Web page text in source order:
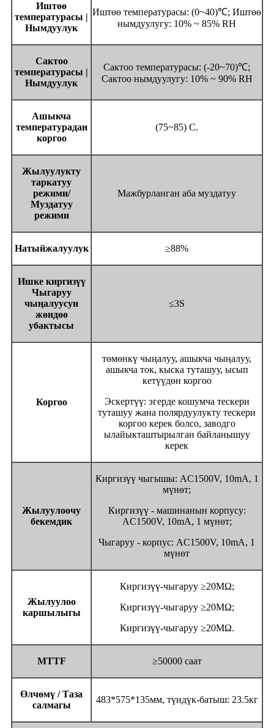
Иштөө
температурасы |
Нымдуулук
Иштөө температурасы: (0~40)℃; Иштөө
нымдуулугу: 10% ~ 85% RH
Сактоо
температурасы |
Нымдуулук
Сактоо температурасы: (-20~70)℃;
Сактоо нымдуулугу: 10% ~ 90% RH
Ашыкча
температурадан
коргоо
(75~85) C.
Жылуулукту
таркатуу
режими/
Муздатуу
режими
Мажбурланган аба муздатуу
Натыйжалуулук ≥88%
Ишке киргизүү
Чыгаруу
чыңалуусун
жөндөө
убактысы
≤3S
Коргоо
төмөнкү чыңалуу, ашыкча чыңалуу,
ашыкча ток, кыска туташуу, ысып
кетүүдөн коргоо
Эскертүү: эгерде кошумча тескери
туташуу жана полярдуулукту тескери
коргоо керек болсо, заводго
ылайыкташтырылган байланышуу
керек
Жылуулоочу
бекемдик
Киргизүү чыгышы: AC1500V, 10mA, 1
мүнөт;
Киргизүү - машинанын корпусу:
AC1500V, 10mA, 1 мүнөт;
Чыгаруу - корпус: AC1500V, 10mA, 1
мүнөт
Жылуулоо
каршылыгы
Киргизүү-чыгаруу ≥20MΩ;
Киргизүү-чыгаруу ≥20MΩ;
Киргизүү-чыгаруу ≥20MΩ.
MTTF ≥50000 саат
Өлчөмү / Таза
салмагы
483*575*135мм, түндүк-батыш: 23.5кг